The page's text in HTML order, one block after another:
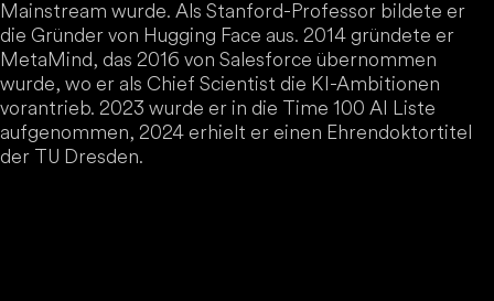
Mainstream wurde. Als Stanford-Professor bildete er
die Gründer von Hugging Face aus. 2014 gründete er
MetaMind, das 2016 von Salesforce übernommen
wurde, wo er als Chief Scientist die KI-Ambitionen
vorantrieb. 2023 wurde er in die Time 100 AI Liste
aufgenommen, 2024 erhielt er einen Ehrendoktortitel
der TU Dresden.